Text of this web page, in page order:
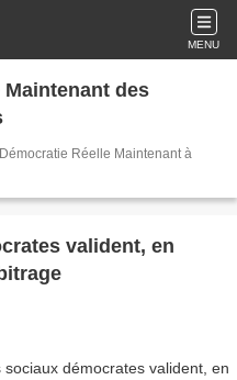
MENU
Maintenant des
Réelle Maintenant à
valident, en